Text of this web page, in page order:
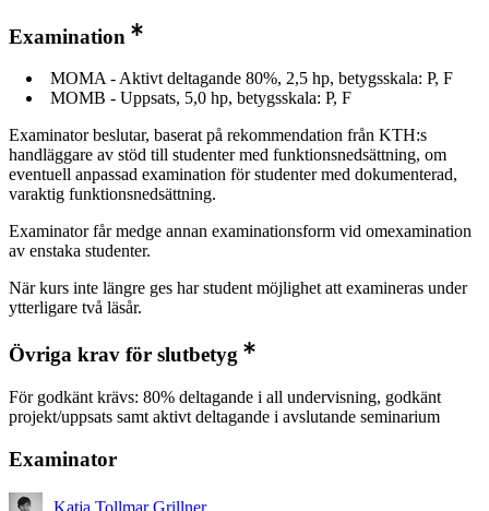
Examination
MOMA - Aktivt deltagande 80%, 2,5 hp, betygsskala: P, F
MOMB - Uppsats, 5,0 hp, betygsskala: P, F
Examinator beslutar, baserat på rekommendation från KTH:s
handläggare av stöd till studenter med funktionsnedsättning, om
eventuell anpassad examination för studenter med dokumenterad,
varaktig funktionsnedsättning.
Examinator får medge annan examinationsform vid omexamination
av enstaka studenter.
När kurs inte längre ges har student möjlighet att examineras under
ytterligare två läsår.
Övriga krav för slutbetyg
För godkänt krävs: 80% deltagande i all undervisning, godkänt
projekt/uppsats samt aktivt deltagande i avslutande seminarium
Examinator
Katja Tollmar Grillner